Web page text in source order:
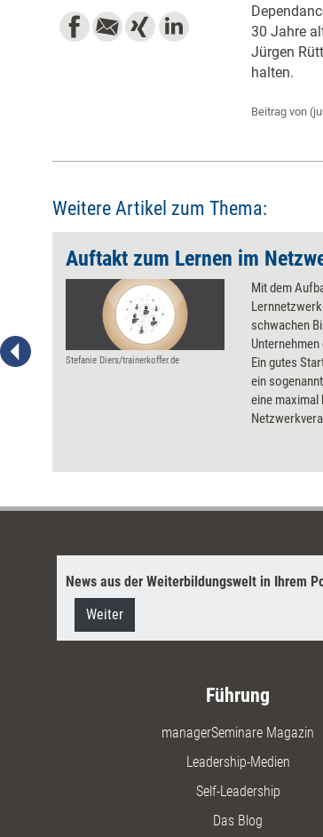
30 Jahre
Jürgen
halten.
Beitrag von
Weitere Artikel zum Thema:
Auftakt zum Lernen im
Stefanie Diers/trainerkoffer.de
Mit dem
schwachen
Ein gutes
ein
eine maximal
News aus der Weiterbildungswelt in Ihrem
Weiter
Führung
managerSeminare Magazin
Leadership-Medien
Self-Leadership
Das Blog